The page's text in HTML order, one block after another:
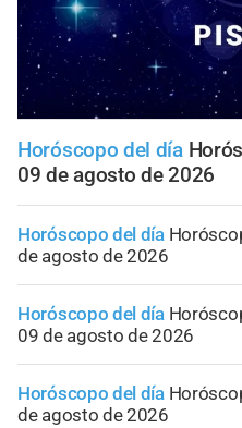
Horóscopo del día
09 de agosto de 2026
Horóscopo del día
de agosto de 2026
Horóscopo del día
09 de agosto de 2026
Horóscopo del día
de agosto de 2026